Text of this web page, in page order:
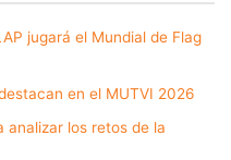
jugará el Mundial de Flag
en el MUTVI 2026
analizar los retos de la